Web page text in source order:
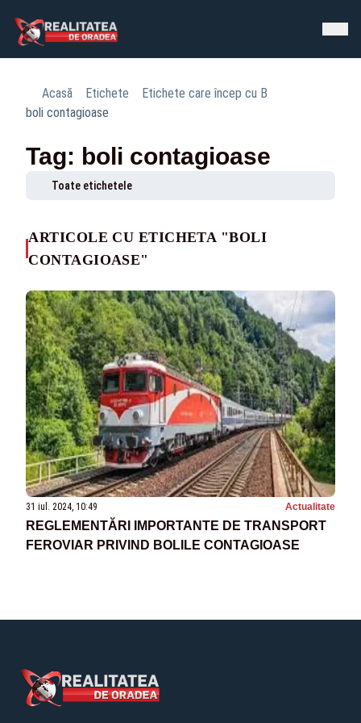
Acasă Etichete
Etichete care încep cu B
boli contagioase
Tag: boli contagioase
Toate etichetele
ARTICOLE CU ETICHETA "BOLI
CONTAGIOASE"
31 iul. 2024, 10:49 Actualitate
REGLEMENTĂRI IMPORTANTE DE TRANSPORT
FEROVIAR PRIVIND BOLILE CONTAGIOASE